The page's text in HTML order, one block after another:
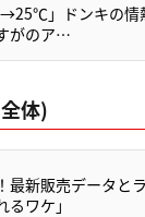
」ドンキの情
がのア…
体)
最新販売データと
ワケ」